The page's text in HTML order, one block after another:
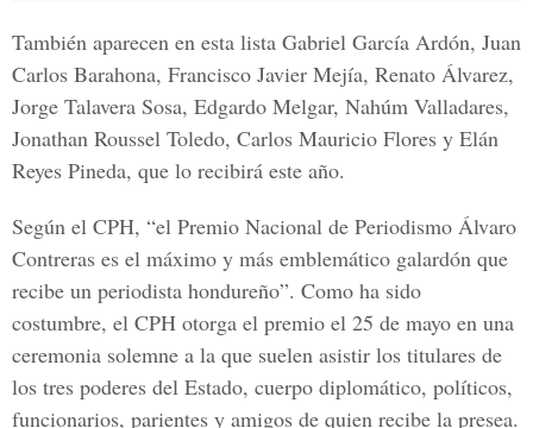
También aparecen en esta lista Gabriel García Ardón, Juan
Carlos Barahona, Francisco Javier Mejía, Renato Álvarez,
Jorge Talavera Sosa, Edgardo Melgar, Nahúm Valladares,
Jonathan Roussel Toledo, Carlos Mauricio Flores y Elán
Reyes Pineda, que lo recibirá este año.
Según el CPH, “el Premio Nacional de Periodismo Álvaro
Contreras es el máximo y más emblemático galardón que
recibe un periodista hondureño”. Como ha sido
costumbre, el CPH otorga el premio el 25 de mayo en una
ceremonia solemne a la que suelen asistir los titulares de
los tres poderes del Estado, cuerpo diplomático, políticos,
funcionarios, parientes y amigos de quien recibe la presea.